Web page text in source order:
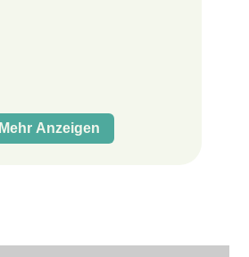
Mehr Anzeigen